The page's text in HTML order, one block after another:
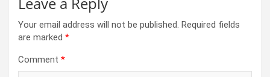
Your email address will not be published. Required fields
are marked *
Comment *